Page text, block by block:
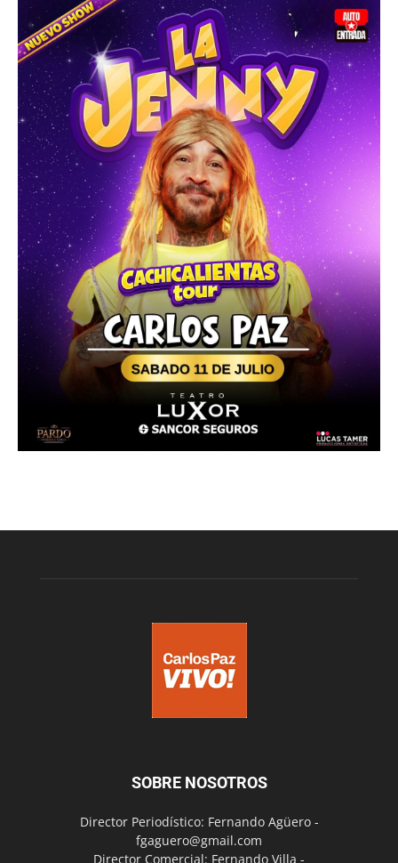
SOBRE NOSOTROS
Director Periodístico: Fernando Agüero -
fgaguero@gmail.com
Director Comercial: Fernando Villa -